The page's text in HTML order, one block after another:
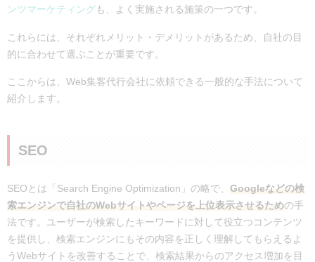
ンツマーケティングも、よく実施される施策の一つです。
これらには、それぞれメリット・デメリットがあるため、自社の目
的に合わせて選ぶことが重要です。
ここからは、Web集客代行会社に依頼できる一般的な手法について
紹介します。
SEO
SEOとは「Search Engine Optimization」の略で、 Googleなどの検
索エンジンで自社のWebサイトやページを上位表示させるための手
法です。ユーザーが検索したキーワードに対して役立つコンテンツ
を提供し、検索エンジンにもその内容を正しく理解してもらえるよ
うWebサイトを改善することで、検索結果からのアクセス増加を目